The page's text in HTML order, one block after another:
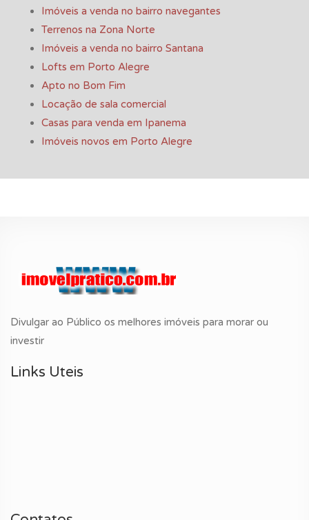
Imóveis a venda no bairro navegantes
Terrenos na Zona Norte
Imóveis a venda no bairro Santana
Lofts em Porto Alegre
Apto no Bom Fim
Locação de sala comercial
Casas para venda em Ipanema
Imóveis novos em Porto Alegre
Divulgar ao Público os melhores imóveis para morar ou
investir
Links Uteis